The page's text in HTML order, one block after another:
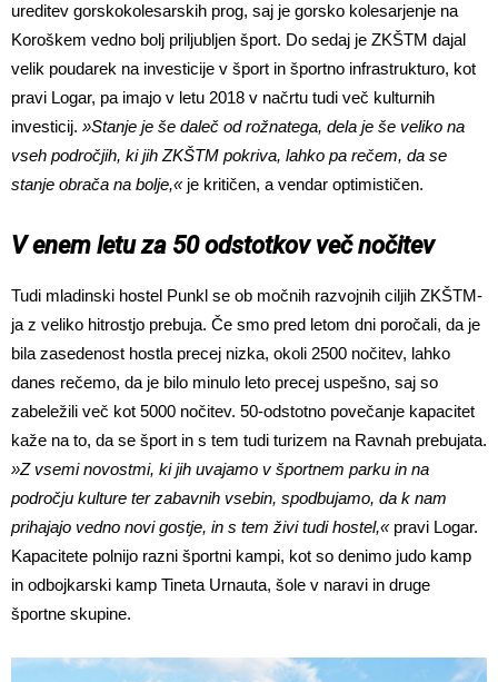
ureditev gorskokolesarskih prog, saj je gorsko kolesarjenje na
Koroškem vedno bolj priljubljen šport. Do sedaj je ZKŠTM dajal
velik poudarek na investicije v šport in športno infrastrukturo, kot
pravi Logar, pa imajo v letu 2018 v načrtu tudi več kulturnih
investicij. »Stanje je še daleč od rožnatega, dela je še veliko na
vseh področjih, ki jih ZKŠTM pokriva, lahko pa rečem, da se
stanje obrača na bolje,« je kritičen, a vendar optimističen.
V enem letu za 50 odstotkov več nočitev
Tudi mladinski hostel Punkl se ob močnih razvojnih ciljih ZKŠTM-
ja z veliko hitrostjo prebuja. Če smo pred letom dni poročali, da je
bila zasedenost hostla precej nizka, okoli 2500 nočitev, lahko
danes rečemo, da je bilo minulo leto precej uspešno, saj so
zabeležili več kot 5000 nočitev. 50-odstotno povečanje kapacitet
kaže na to, da se šport in s tem tudi turizem na Ravnah prebujata.
»Z vsemi novostmi, ki jih uvajamo v športnem parku in na
področju kulture ter zabavnih vsebin, spodbujamo, da k nam
prihajajo vedno novi gostje, in s tem živi tudi hostel,« pravi Logar.
Kapacitete polnijo razni športni kampi, kot so denimo judo kamp
in odbojkarski kamp Tineta Urnauta, šole v naravi in druge
športne skupine.